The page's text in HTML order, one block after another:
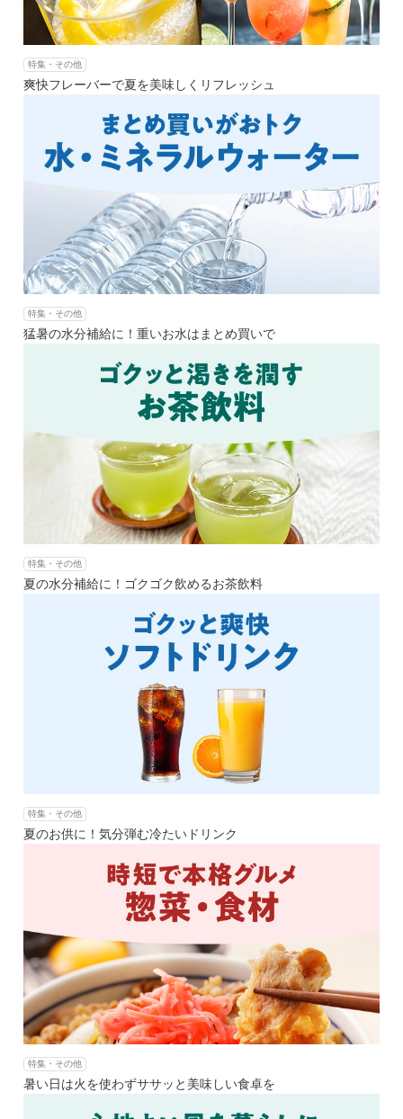
特集・その他
爽快フレーバーで夏を美味しくリフレッシュ
特集・その他
猛暑の水分補給に！重いお水はまとめ買いで
特集・その他
夏の水分補給に！ゴクゴク飲めるお茶飲料
特集・その他
夏のお供に！気分弾む冷たいドリンク
特集・その他
暑い日は火を使わずササッと美味しい食卓を